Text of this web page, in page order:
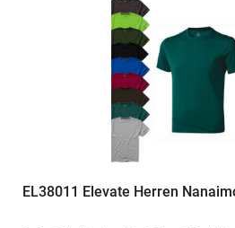
EL38011 Elevate Herren